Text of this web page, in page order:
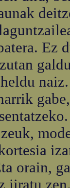
Ez
orain,
jiratu